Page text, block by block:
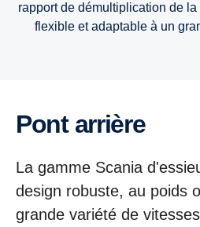
rapport de démultiplication de
flexible et adaptable à un
Pont arrière
La gamme Scania
design robuste, au poids
grande variété de